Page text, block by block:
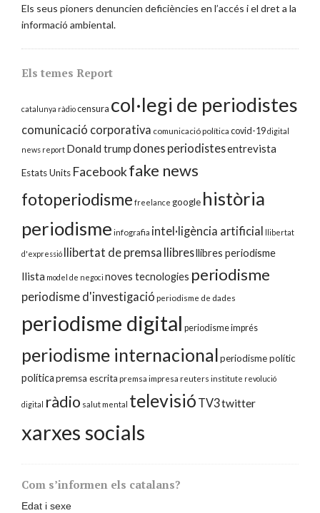
Els seus pioners denuncien deficiències en l’accés i el dret a la
informació ambiental.
Els temes Report
catalunya ràdiocensura col·legi de periodistes
comunicació corporativa comunicació política covid-19digital
news report Donald trump dones periodistesentrevista
Estats Units Facebookfake news
fotoperiodisme freelance google història
periodisme infografia intel·ligència artificial llibertat
d'expressió llibertat de premsa llibresllibres periodisme
llista model de negoci noves tecnologies periodisme
periodisme d'investigació periodisme de dades
periodisme digital periodisme imprés
periodisme internacionalperiodisme polític
políticapremsa escrita premsa impresa reuters institute revolució
digital ràdio salut mental televisió TV3twitter
xarxes socials
Com s’informen els catalans?
Edat i sexe